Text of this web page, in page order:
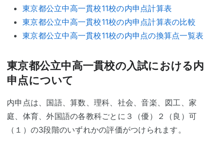
東京都公立中高一貫校11校の内申点計算表
東京都公立中高一貫校11校の内申点計算表の比較
東京都公立中高一貫校11校の内申点の換算点一覧表
東京都公立中高一貫校の入試における内
申点について
内申点は、国語、算数、理科、社会、音楽、図工、家
庭、体育、外国語の各教科ごとに３（優）２（良）可
（１）の3段階のいずれかの評価がつけられます。